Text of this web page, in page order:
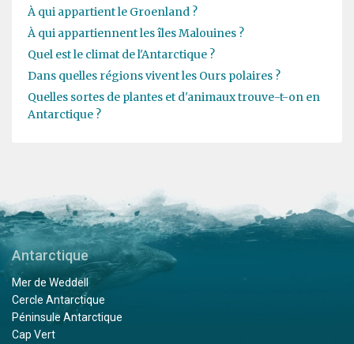
À qui appartient le Groenland ?
À qui appartiennent les îles Malouines ?
Quel est le climat de l'Antarctique ?
Dans quelles régions vivent les Ours polaires ?
Quelles sortes de plantes et d'animaux trouve-t-on en
Antarctique ?
Antarctique
Mer de Weddell
Cercle Antarctique
Péninsule Antarctique
Cap Vert